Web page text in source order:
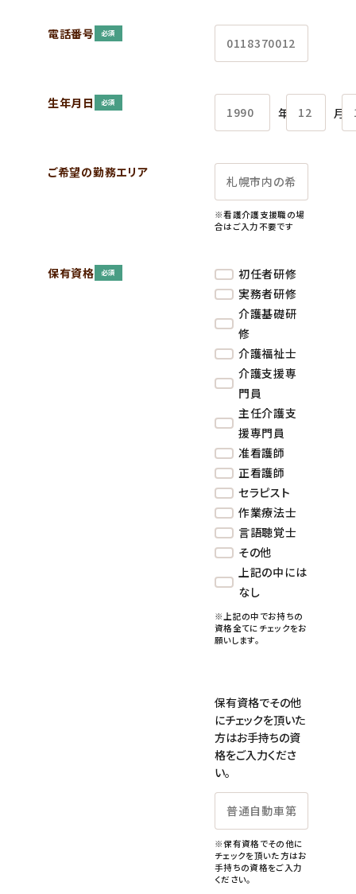
電話番号 必須
生年月日 必須
年 月
ご希望の勤務エリア
※看護介護支援職の場
合はご入力不要です
保有資格 必須
初任者研修
実務者研修
介護基礎研
修
介護福祉士
介護支援専
門員
主任介護支
援専門員
准看護師
正看護師
セラピスト
作業療法士
言語聴覚士
その他
上記の中には
なし
※上記の中でお持ちの
資格全てにチェックをお
願いします。
保有資格でその他
にチェックを頂いた
方はお手持ちの資
格をご入力くださ
い。
※保有資格でその他に
チェックを頂いた方はお
手持ちの資格をご入力
ください。